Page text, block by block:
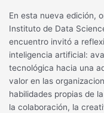
En esta nueva edición,
Instituto de Data
encuentro invitó a
inteligencia artificial:
tecnológica hacia una
valor en las
habilidades propias de
la colaboración, la